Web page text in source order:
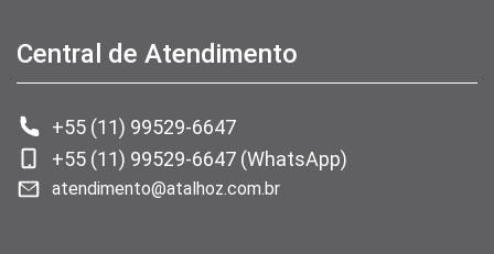
Central de Atendimento
+55 (11) 99529-6647
+55 (11) 99529-6647 (WhatsApp)
atendimento@atalhoz.com.br